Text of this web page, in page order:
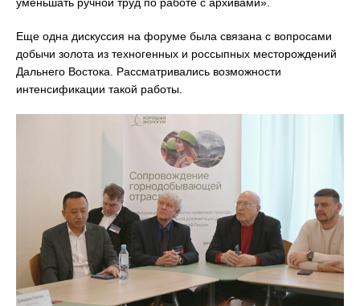
уменьшать ручной труд по работе с архивами».
Еще одна дискуссия на форуме была связана с вопросами
добычи золота из техногенных и россыпных месторождений
Дальнего Востока. Рассматривались возможности
интенсификации такой работы.